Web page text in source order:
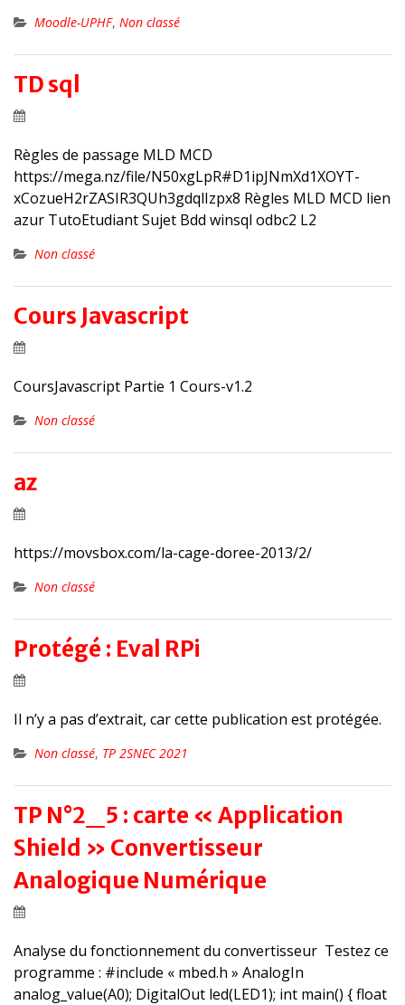
Moodle-UPHF, Non classé
TD sql
Règles de passage MLD MCD
https://mega.nz/file/N50xgLpR#D1ipJNmXd1XOYT-
xCozueH2rZASIR3QUh3gdqlIzpx8 Règles MLD MCD lien
azur TutoEtudiant Sujet Bdd winsql odbc2 L2
Non classé
Cours Javascript
CoursJavascript Partie 1 Cours-v1.2
Non classé
az
https://movsbox.com/la-cage-doree-2013/2/
Non classé
Protégé : Eval RPi
Il n’y a pas d’extrait, car cette publication est protégée.
Non classé, TP 2SNEC 2021
TP N°2_5 : carte « Application
Shield » Convertisseur
Analogique Numérique
Analyse du fonctionnement du convertisseur Testez ce
programme : #include « mbed.h » AnalogIn
analog_value(A0); DigitalOut led(LED1); int main() { float